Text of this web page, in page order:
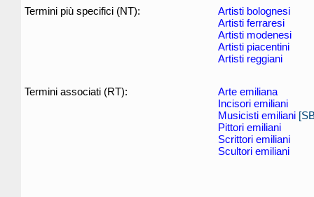
Termini più specifici (NT):
Artisti bolognesi
Artisti ferraresi
Artisti modenesi
Artisti piacentini
Artisti reggiani
Termini associati (RT):
Arte emiliana
Incisori emiliani
Musicisti emiliani
Pittori emiliani
Scrittori emiliani
Scultori emiliani